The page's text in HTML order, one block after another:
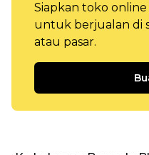
Siapkan toko
untuk berjualan di
atau pasar.